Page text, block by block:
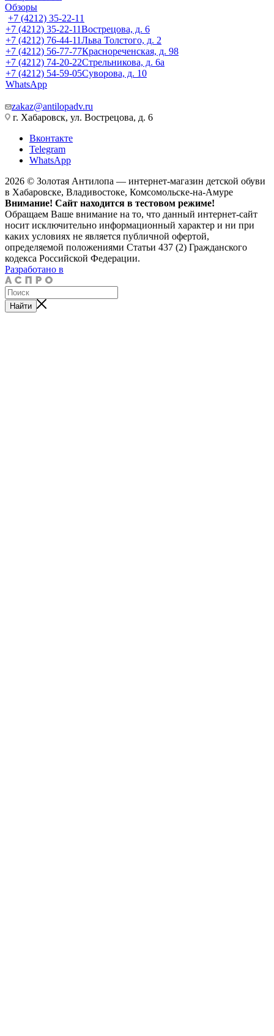
Обзоры
+7 (4212) 35-22-11
+7 (4212) 35-22-11Вострецова, д. 6
+7 (4212) 76-44-11Льва Толстого, д. 2
+7 (4212) 56-77-77Краснореченская, д. 98
+7 (4212) 74-20-22Стрельникова, д. 6а
+7 (4212) 54-59-05Суворова, д. 10
WhatsApp
zakaz@antilopadv.ru
г. Хабаровск, ул. Вострецова, д. 6
Вконтакте
Telegram
WhatsApp
2026 © Золотая Антилопа — интернет-магазин детской обуви
в Хабаровске, Владивостоке, Комсомольске-на-Амуре
Внимание! Сайт находится в тестовом режиме!
Обращаем Ваше внимание на то, что данный интернет-сайт
носит исключительно информационный характер и ни при
каких условиях не является публичной офертой,
определяемой положениями Статьи 437 (2) Гражданского
кодекса Российской Федерации.
Разработано в
Найти